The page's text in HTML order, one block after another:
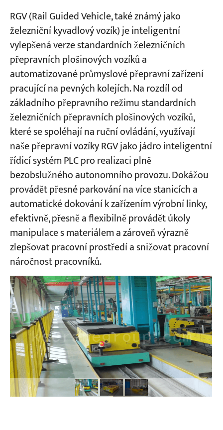
Projekty
Blogy
Zprávy
Aplikace
O nás
Kontaktujte nás
RGV (Rail Guided Vehicle, také známý jako
železniční kyvadlový vozík) je inteligentní
vylepšená verze standardních železničních
přepravních plošinových vozíků a
automatizované průmyslové přepravní zařízení
pracující na pevných kolejích. Na rozdíl od
základního přepravního režimu standardních
železničních přepravních plošinových vozíků,
které se spoléhají na ruční ovládání, využívají
naše přepravní vozíky RGV jako jádro inteligentní
řídicí systém PLC pro realizaci plně
bezobslužného autonomního provozu. Dokážou
provádět přesné parkování na více stanicích a
automatické dokování k zařízením výrobní linky,
efektivně, přesně a flexibilně provádět úkoly
manipulace s materiálem a zároveň výrazně
zlepšovat pracovní prostředí a snižovat pracovní
náročnost pracovníků.